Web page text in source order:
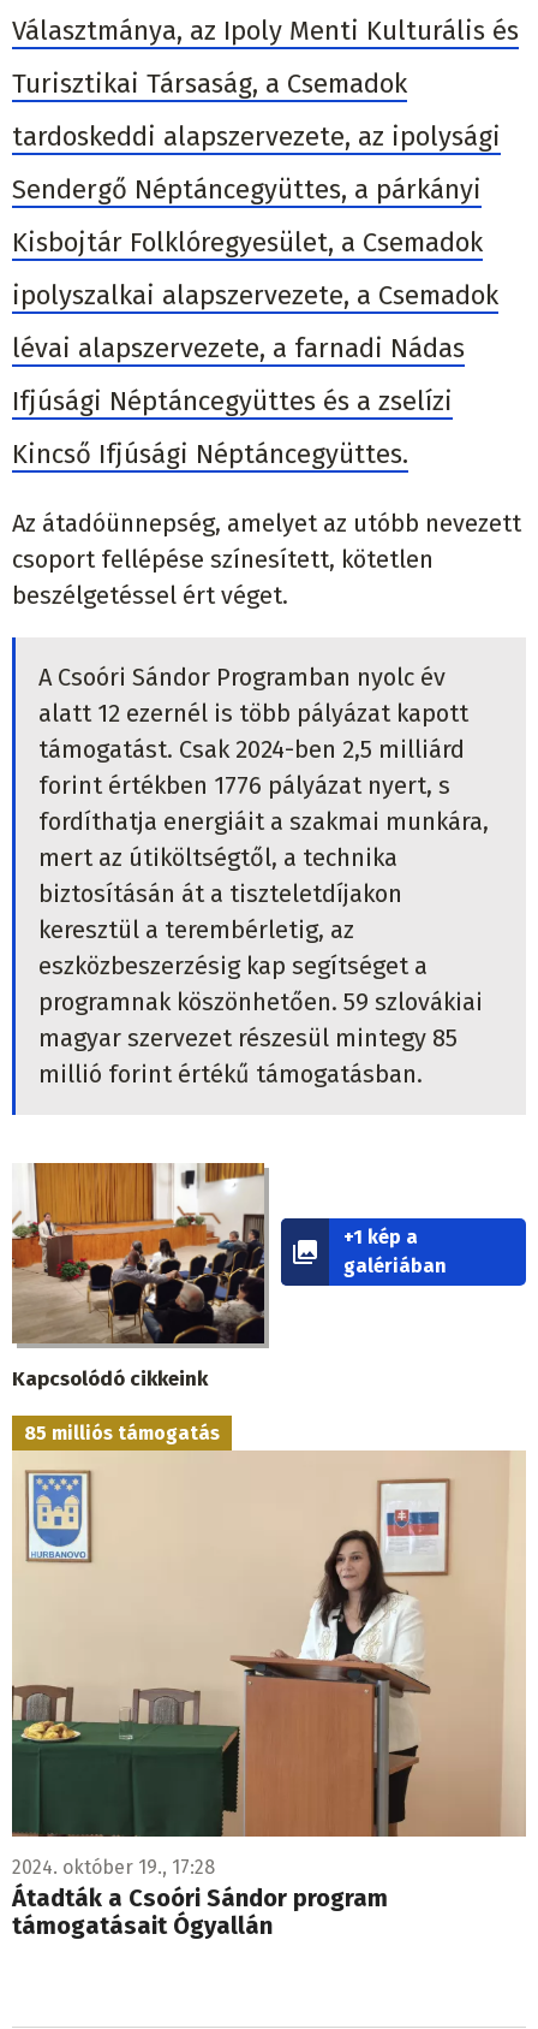
Választmánya, az Ipoly Menti Kulturális és
Turisztikai Társaság, a Csemadok
tardoskeddi alapszervezete, az ipolysági
Sendergő Néptáncegyüttes, a párkányi
Kisbojtár Folklóregyesület, a Csemadok
ipolyszalkai alapszervezete, a Csemadok
lévai alapszervezete, a farnadi Nádas
Ifjúsági Néptáncegyüttes és a zselízi
Kincső Ifjúsági Néptáncegyüttes.
Az átadóünnepség, amelyet az utóbb nevezett
csoport fellépése színesített, kötetlen
beszélgetéssel ért véget.
A Csoóri Sándor Programban nyolc év
alatt 12 ezernél is több pályázat kapott
támogatást. Csak 2024-ben 2,5 milliárd
forint értékben 1776 pályázat nyert, s
fordíthatja energiáit a szakmai munkára,
mert az útiköltségtől, a technika
biztosításán át a tiszteletdíjakon
keresztül a terembérletig, az
eszközbeszerzésig kap segítséget a
programnak köszönhetően. 59 szlovákiai
magyar szervezet részesül mintegy 85
millió forint értékű támogatásban.
+1 kép a
galériában
Kapcsolódó cikkeink
85 milliós támogatás
2024. október 19., 17:28
Átadták a Csoóri Sándor program
támogatásait Ógyallán